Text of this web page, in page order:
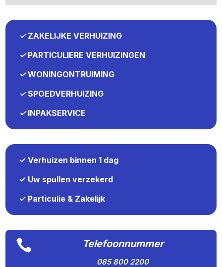
✓ZAKELIJKE VERHUIZING
✓PARTICULIERE VERHUIZINGEN
✓WONINGONTRUIMING
✓SPOEDVERHUIZING
✓INPAKSERVICE
✓ Verhuizen binnen 1 dag
✓ Uw spullen verzekerd
✓ Particulie & Zakelijk
 Telefoonnummer
085 800 2200